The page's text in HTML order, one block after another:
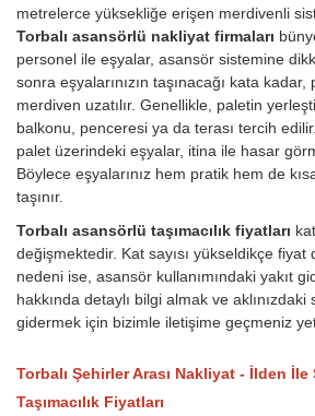
metrelerce yüksekliğe erişen merdivenli
Torbalı asansörlü nakliyat firmaları
personel ile eşyalar, asansör sistemine
sonra eşyalarınızın taşınacağı kata
merdiven uzatılır. Genellikle, paletin
balkonu, penceresi ya da terası tercih
palet üzerindeki eşyalar, itina ile hasar
Böylece eşyalarınız hem pratik hem de
taşınır.
Torbalı asansörlü taşımacılık fiyatları
değişmektedir. Kat sayısı yükseldikçe fiyat
nedeni ise, asansör kullanımındaki yakıt
hakkında detaylı bilgi almak ve
gidermek için bizimle iletişime geçmeniz
Torbalı Şehirler Arası Nakliyat - İlden İle
Taşımacılık Fiyatları